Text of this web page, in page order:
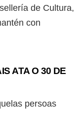
de Cultura,
con
ATA O 30 DE
persoas